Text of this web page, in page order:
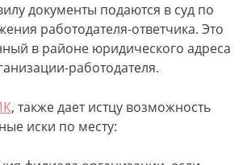
документы подаются в суд по
работодателя-ответчика. Это
в районе юридического адреса
работодателя.
, также дает истцу возможность
иски по месту: